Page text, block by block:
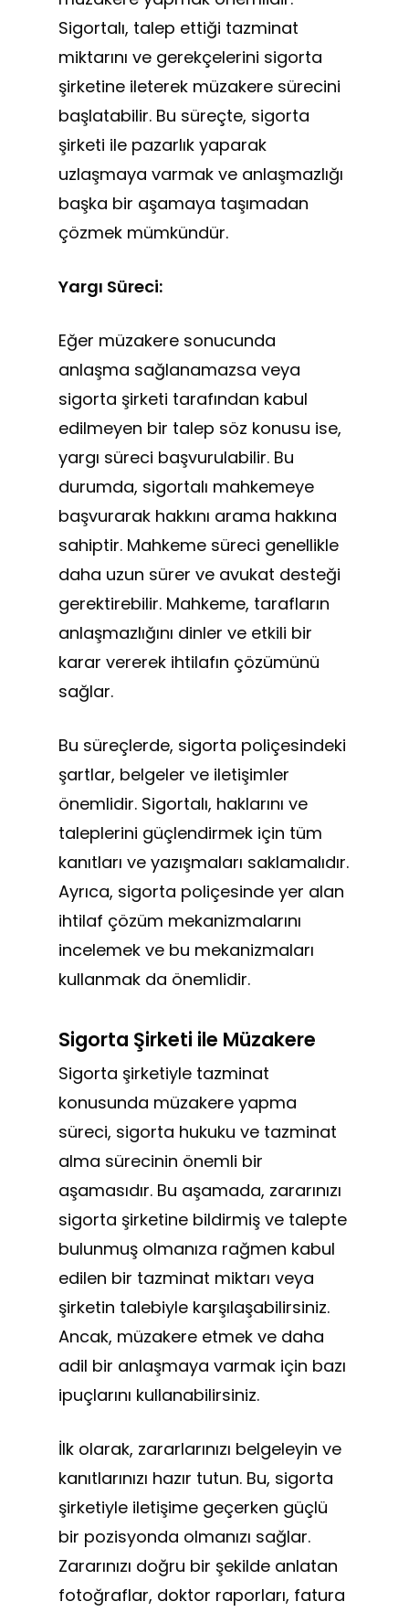
Sigortalı, talep ettiği tazminat
miktarını ve gerekçelerini sigorta
şirketine ileterek müzakere sürecini
başlatabilir. Bu süreçte, sigorta
şirketi ile pazarlık yaparak
uzlaşmaya varmak ve anlaşmazlığı
başka bir aşamaya taşımadan
çözmek mümkündür.
Yargı Süreci:
Eğer müzakere sonucunda
anlaşma sağlanamazsa veya
sigorta şirketi tarafından kabul
edilmeyen bir talep söz konusu ise,
yargı süreci başvurulabilir. Bu
durumda, sigortalı mahkemeye
başvurarak hakkını arama hakkına
sahiptir. Mahkeme süreci genellikle
daha uzun sürer ve avukat desteği
gerektirebilir. Mahkeme, tarafların
anlaşmazlığını dinler ve etkili bir
karar vererek ihtilafın çözümünü
sağlar.
Bu süreçlerde, sigorta poliçesindeki
şartlar, belgeler ve iletişimler
önemlidir. Sigortalı, haklarını ve
taleplerini güçlendirmek için tüm
kanıtları ve yazışmaları saklamalıdır.
Ayrıca, sigorta poliçesinde yer alan
ihtilaf çözüm mekanizmalarını
incelemek ve bu mekanizmaları
kullanmak da önemlidir.
Sigorta Şirketi ile Müzakere
Sigorta şirketiyle tazminat
konusunda müzakere yapma
süreci, sigorta hukuku ve tazminat
alma sürecinin önemli bir
aşamasıdır. Bu aşamada, zararınızı
sigorta şirketine bildirmiş ve talepte
bulunmuş olmanıza rağmen kabul
edilen bir tazminat miktarı veya
şirketin talebiyle karşılaşabilirsiniz.
Ancak, müzakere etmek ve daha
adil bir anlaşmaya varmak için bazı
ipuçlarını kullanabilirsiniz.
İlk olarak, zararlarınızı belgeleyin ve
kanıtlarınızı hazır tutun. Bu, sigorta
şirketiyle iletişime geçerken güçlü
bir pozisyonda olmanızı sağlar.
Zararınızı doğru bir şekilde anlatan
fotoğraflar, doktor raporları, fatura